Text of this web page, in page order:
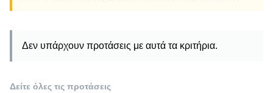
Δεν υπάρχουν προτάσεις με αυτά τα κριτήρια.
Δείτε όλες τις προτάσεις